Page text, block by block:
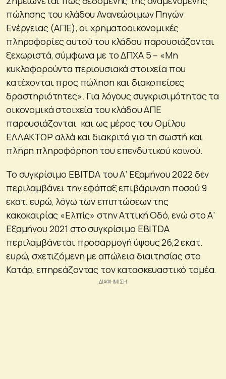
πώλησης του κλάδου Ανανεώσιμων Πηγών
Ενέργειας (ΑΠΕ), οι χρηματοοικονομικές
πληροφορίες αυτού του κλάδου παρουσιάζονται
ξεχωριστά, σύμφωνα με το ΔΠΧΑ 5 – «Μη
κυκλοφορούντα περιουσιακά στοιχεία που
κατέχονται προς πώληση και διακοπείσες
δραστηριότητες». Για λόγους συγκρισιμότητας τα
οικονομικά στοιχεία του κλάδου ΑΠΕ
παρουσιάζονται και ως μέρος του Ομίλου
ΕΛΛΑΚΤΩΡ αλλά και διακριτά για τη σωστή και
πλήρη πληροφόρηση του επενδυτικού κοινού.
Το συγκρίσιμο EBITDA του Α’ Εξαμήνου 2022 δεν
περιλαμβάνει την εφάπαξ επιβάρυνση ποσού 9
εκατ. ευρώ, λόγω των επιπτώσεων της
κακοκαιρίας «Ελπίς» στην Αττική Οδό, ενώ στο Α’
Εξαμήνου 2021 στο συγκρίσιμο EBITDA
περιλαμβάνεται προσαρμογή ύψους 26,2 εκατ.
ευρώ, σχετιζόμενη με απώλεια διαιτησίας στο
Κατάρ, επηρεάζοντας τον κατασκευαστικό τομέα.